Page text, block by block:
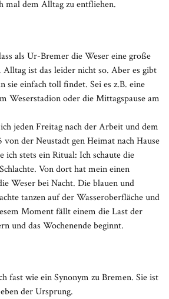
mal dem Alltag zu entfliehen.
als Ur-Bremer die Weser eine große
Alltag ist das leider nicht so. Aber es gibt
sie einfach toll findet. Sei es z.B. eine
Weserstadion oder die Mittagspause am
jeden Freitag nach der Arbeit und dem
der Neustadt gen Heimat nach Hause
ich stets ein Ritual: Ich schaute die
Von dort hat mein einen
Weser bei Nacht. Die blauen und
tanzen auf der Wasseroberfläche und
Moment fällt einem die Last der
und das Wochenende beginnt.
fast wie ein Synonym zu Bremen. Sie ist
der Ursprung.